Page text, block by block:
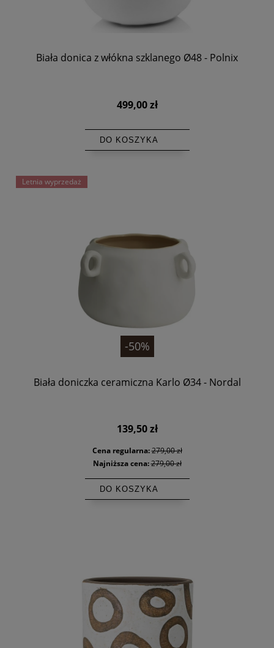
Biała donica z włókna szklanego Ø48 - Polnix
499,00 zł
DO KOSZYKA
-50%
Biała doniczka ceramiczna Karlo Ø34 - Nordal
139,50 zł
Cena regularna:279,00 zł
Najniższa cena:279,00 zł
DO KOSZYKA
Letnia wyprzedaż